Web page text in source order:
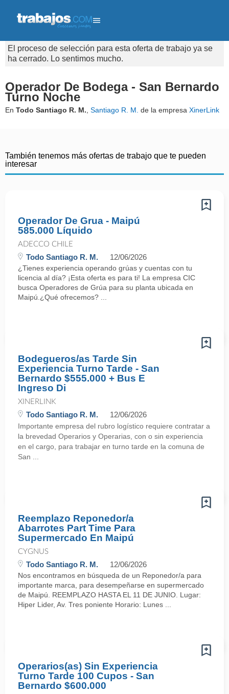
El proceso de selección para esta oferta de trabajo ya se
ha cerrado. Lo sentimos mucho.
Operador De Bodega - San Bernardo
Turno Noche
En Todo Santiago R. M. Santiago R. M. de la empresa XinerLink
También tenemos más ofertas de trabajo que te pueden
interesar
Operador De Grua - Maipú
585.000 Líquido
ADECCO CHILE
Todo Santiago R. M. 12/06/2026
¿Tienes experiencia operando grúas y cuentas con tu
licencia al día? ¡Esta oferta es para ti! La empresa CIC
busca Operadores de Grúa para su planta ubicada en
Maipú.¿Qué ofrecemos? ...
Bodegueros/as Tarde Sin
Experiencia Turno Tarde - San
Bernardo $555.000 + Bus E
Ingreso Di
XINERLINK
Todo Santiago R. M. 12/06/2026
Importante empresa del rubro logístico requiere contratar a
la brevedad Operarios y Operarias, con o sin experiencia
en el cargo, para trabajar en turno tarde en la comuna de
San ...
Reemplazo Reponedor/a
Abarrotes Part Time Para
Supermercado En Maipú
CYGNUS
Todo Santiago R. M. 12/06/2026
Nos encontramos en búsqueda de un Reponedor/a para
importante marca, para desempeñarse en supermercado
de Maipú. REEMPLAZO HASTA EL 11 DE JUNIO. Lugar:
Hiper Lider, Av. Tres poniente Horario: Lunes ...
Operarios(as) Sin Experiencia
Turno Tarde 100 Cupos - San
Bernardo $600.000